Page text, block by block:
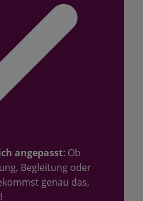
angepasst: Ob
Begleitung oder
genau das,